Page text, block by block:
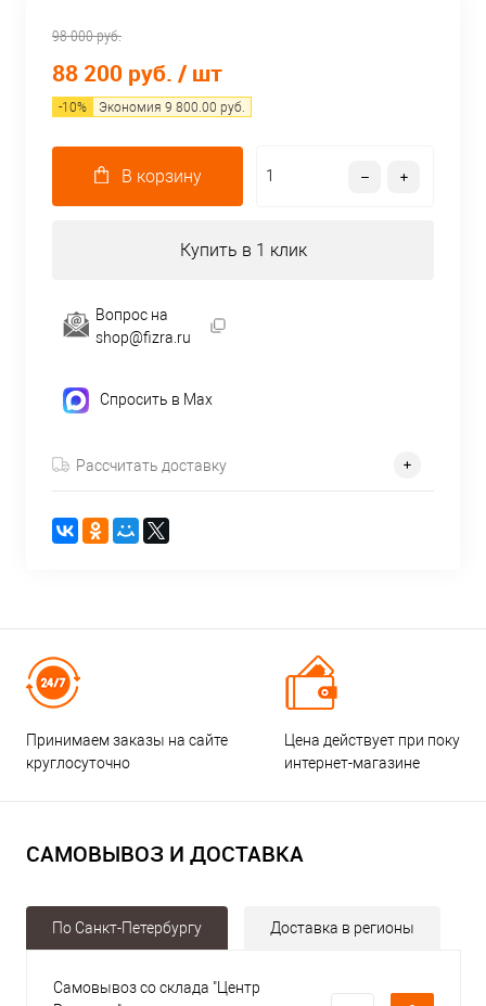
98 000 руб.
88 200 руб. / шт
-10% Экономия 9 800.00 руб.
В корзину
Купить в 1 клик
Вопрос на
shop@fizra.ru
Спросить в Max
Рассчитать доставку
Принимаем заказы на сайте
круглосуточно
Цена действует при
интернет-магазине
САМОВЫВОЗ И ДОСТАВКА
По Санкт-Петербургу Доставка в регионы
Самовывоз со склада "Центр